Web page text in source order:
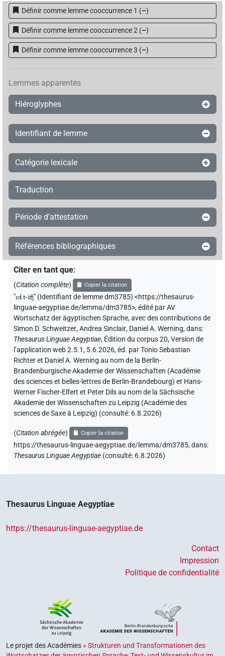
Définir comme lemme cooccurrence 1 (–)
Définir comme lemme cooccurrence 2 (–)
Définir comme lemme cooccurrence 3 (–)
Lemmes apparentés
Hiéroglyphes
Identifiant de lemme
Catégorie lexicale
Traduction
Période d’attestation
Références bibliographiques
Citer en tant que:
(Citation complète) Copier la citation
"rd.t-šfj" (Identifiant de lemme dm3785) <https://thesaurus-
linguae-aegyptiae.de/lemma/dm3785>,édité par AV
Wortschatz der ägyptischen Sprache,avec des contributions de
Simon D. Schweitzer,Andrea Sinclair, Daniel A. Werning,dans:
Thesaurus Linguae Aegyptiae, Édition du corpus 20, Version de
l’application web 2.5.1, 5.6.2026, éd. par Tonio Sebastian
Richter et Daniel A. Werning au nom de la Berlin-
Brandenburgische Akademie der Wissenschaften (Académie
des sciences et belles-lettres de Berlin-Brandebourg) et Hans-
Werner Fischer-Elfert et Peter Dils au nom de la Sächsische
Akademie der Wissenschaften zu Leipzig (Académie des
sciences de Saxe à Leipzig) (consulté: 6.8.2026)
(Citation abrégée) Copier la citation
https://thesaurus-linguae-aegyptiae.de/lemma/dm3785,dans:
Thesaurus Linguae Aegyptiae (consulté: 6.8.2026)
Thesaurus Linguae Aegyptiae
https://thesaurus-linguae-aegyptiae.de
Contact
Impression
Politique de confidentialité
Le projet des Académies« Strukturen und Transformationen des